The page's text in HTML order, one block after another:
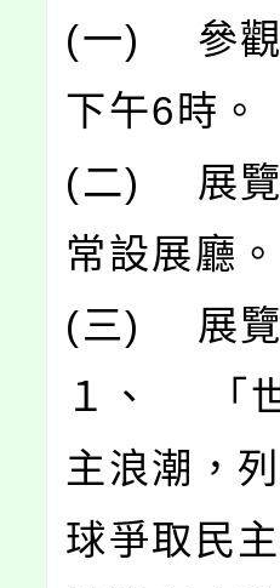
(一) 參觀
下午6時。
(二) 展覽
常設展廳。
(三) 展覽
１、 「
主浪潮，
球爭取民